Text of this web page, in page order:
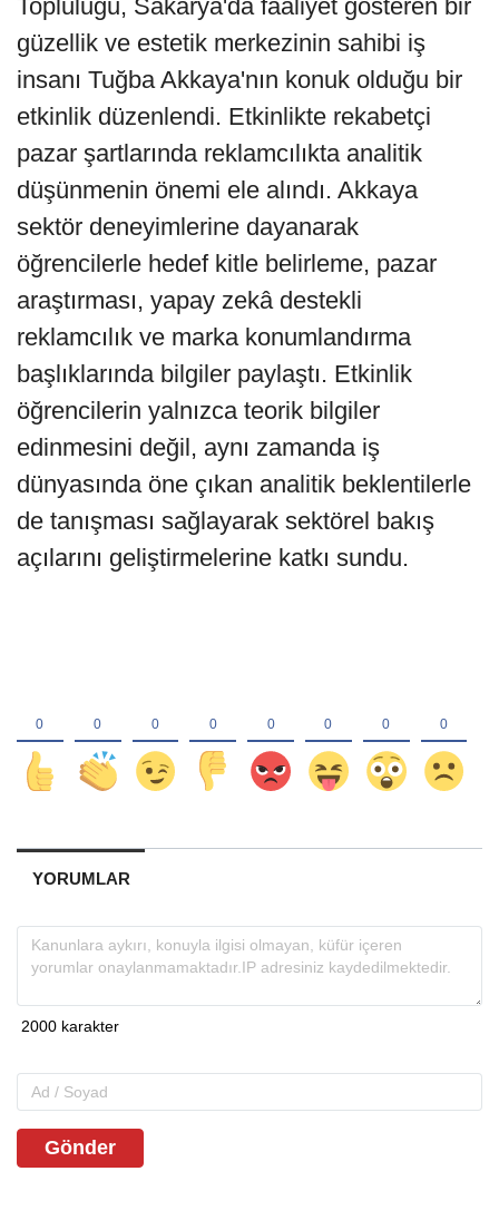
Topluluğu, Sakarya'da faaliyet gösteren bir
güzellik ve estetik merkezinin sahibi iş
insanı Tuğba Akkaya'nın konuk olduğu bir
etkinlik düzenlendi. Etkinlikte rekabetçi
pazar şartlarında reklamcılıkta analitik
düşünmenin önemi ele alındı. Akkaya
sektör deneyimlerine dayanarak
öğrencilerle hedef kitle belirleme, pazar
araştırması, yapay zekâ destekli
reklamcılık ve marka konumlandırma
başlıklarında bilgiler paylaştı. Etkinlik
öğrencilerin yalnızca teorik bilgiler
edinmesini değil, aynı zamanda iş
dünyasında öne çıkan analitik beklentilerle
de tanışması sağlayarak sektörel bakış
açılarını geliştirmelerine katkı sundu.
YORUMLAR
Gönder